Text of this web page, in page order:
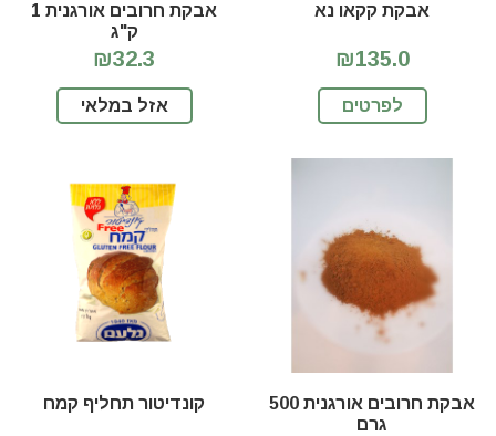
אבקת קקאו נא
₪135.0
לפרטים
אבקת חרובים אורגנית 1
ק"ג
₪32.3
אזל במלאי
אבקת חרובים אורגנית 500
גרם
קונדיטור תחליף קמח